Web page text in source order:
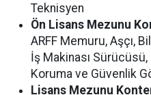
Teknisyen
Ön Lisans Mezunu
ARFF Memuru, Aşçı,
İş Makinası
Koruma ve Güvenlik
Lisans Mezunu